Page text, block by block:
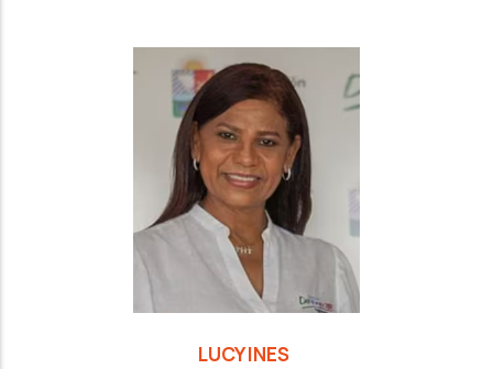
LUCY INES